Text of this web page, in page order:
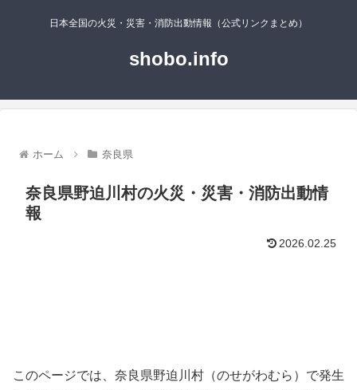
日本全国の火災・災害・消防出動情報（公式リンクまとめ）
shobo.info
ホーム 奈良県
奈良県野迫川村の火災・災害・消防出動情
報
2026.02.25
このページでは、奈良県野迫川村（のせがわむら）で発生